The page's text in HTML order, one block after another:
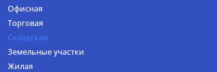
Офисная
Торговая
Складская
Земельные участки
Жилая